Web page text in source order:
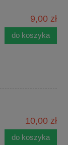
9,00 zł
do koszyka
10,00 zł
do koszyka